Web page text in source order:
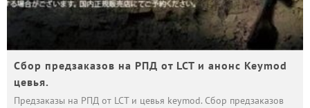
Сбор предзаказов на РПД от LCT и анонс Keymod
цевья.
Предзаказы на РПД от LCT и цевья keymod. Сбор предзаказов